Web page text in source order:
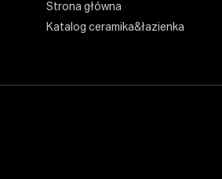
Strona główna
Katalog ceramika&łazienka